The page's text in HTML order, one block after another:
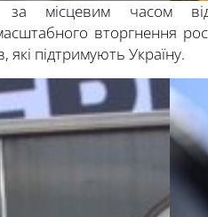
місцевим часом
вторгнення
які підтримують Україну.